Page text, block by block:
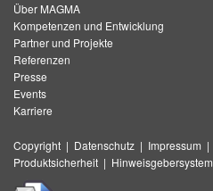
Über MAGMA
Kompetenzen und Entwicklung
Partner und Projekte
Referenzen
Presse
Events
Karriere
Copyright | Datenschutz | Impressum |
Produktsicherheit | Hinweisgebersystem